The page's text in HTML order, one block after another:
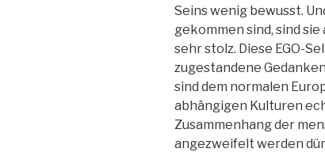
Seins wenig bewusst.
gekommen sind, sind
sehr stolz. Diese EGO-
zugestandene
sind dem normalen
abhängigen Kulturen
Zusammenhang der
angezweifelt werden